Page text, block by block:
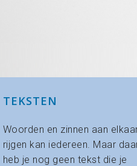
TEKSTEN
Woorden en zinnen aan
rijgen kan iedereen. Maar
heb je nog geen tekst​ ​die ​je